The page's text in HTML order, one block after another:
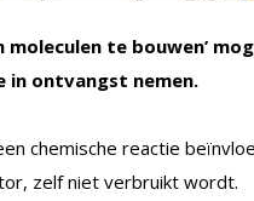
te bouwen’
in ontvangst nemen.
chemische reactie
zelf niet verbruikt wordt.